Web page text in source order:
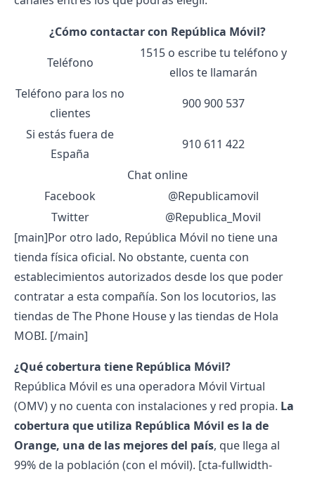
¿Cómo contactar con República Móvil?
Teléfono
1515 o escribe tu teléfono y
ellos te llamarán
Teléfono para los no
clientes
900 900 537
Si estás fuera de
España
910 611 422
Chat online
Facebook
@Republicamovil
Twitter
@Republica_Movil
[main]Por otro lado, República Móvil no tiene una
tienda física oficial. No obstante, cuenta con
establecimientos autorizados desde los que poder
contratar a esta compañía. Son los locutorios, las
tiendas de The Phone House y las tiendas de Hola
MOBI. [/main]
¿Qué cobertura tiene República Móvil?
República Móvil es una operadora Móvil Virtual
(OMV) y no cuenta con instalaciones y red propia. La
cobertura que utiliza República Móvil es la de
Orange, una de las mejores del país, que llega al
99% de la población (con el móvil). [cta-fullwidth-